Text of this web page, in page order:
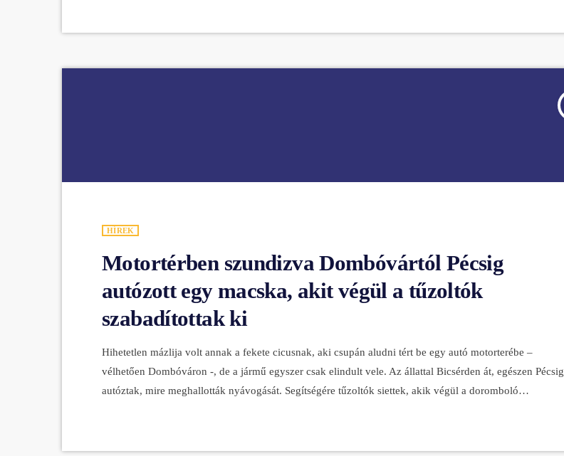
HÍREK
Motortérben szundizva Dombóvártól Pécsig
autózott egy macska, akit végül a tűzoltók
szabadítottak ki
Hihetetlen mázlija volt annak a fekete cicusnak, aki csupán aludni tért be egy autó motorterébe –
vélhetően Dombóváron -, de a jármű egyszer csak elindult vele. Az állattal Bicsérden át, egészen Pécsig
autóztak, mire meghallották nyávogását. Segítségére tűzoltók siettek, akik végül a doromboló